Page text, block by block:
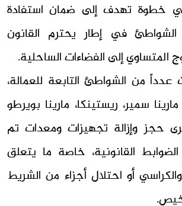
في خطوة تهدف إلى ضمان استفادة
في إطار يحترم القانون
المتساوي إلى الفضاءات الساحلية.
من الشواطئ التابعة للعمالة،
سمير، ريستينكا، مارينا بويرطو
حجز وإزالة تجهيزات ومعدات تم
القانونية، خاصة ما يتعلق
أو احتلال أجزاء من الشريط